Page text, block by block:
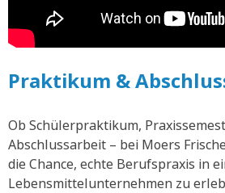
Praktikum &
Ob Schülerpraktikum,
Abschlussarbeit – bei Moers
die Chance, echte Berufspraxis in
Lebensmittelunternehmen zu